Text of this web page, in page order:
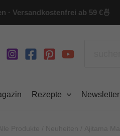
· Versandkostenfrei ab 59 €🍜
Rezepte Newsletter